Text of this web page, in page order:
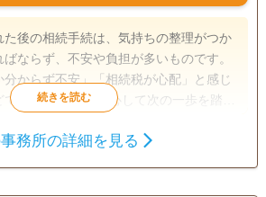
た後の相続手続は、気持ちの整理がつか
ならず、不安や負担が多いものです。
分からず不安」「相続税が心配」と感じ
次の一歩を踏み
対策では、相続税の
相続財産調査
務所の詳細を見る